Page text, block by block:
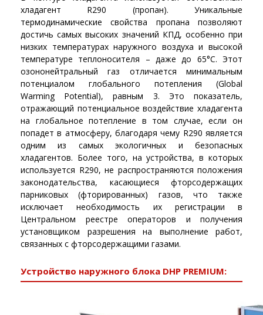
хладагент R290 (пропан). Уникальные
термодинамические свойства пропана позволяют
достичь самых высоких значений КПД, особенно при
низких температурах наружного воздуха и высокой
температуре теплоносителя – даже до 65°C. Этот
озононейтральный газ отличается минимальным
потенциалом глобального потепления (Global
Warming Potential), равным 3. Это показатель,
отражающий потенциальное воздействие хладагента
на глобальное потепление в том случае, если он
попадет в атмосферу, благодаря чему R290 является
одним из самых экологичных и безопасных
хладагентов. Более того, на устройства, в которых
используется R290, не распространяются положения
законодательства, касающиеся фторсодержащих
парниковых (фторированных) газов, что также
исключает необходимость их регистрации в
Центральном реестре операторов и получения
установщиком разрешения на выполнение работ,
связанных с фторсодержащими газами.
Устройство наружного блока DHP PREMIUM: